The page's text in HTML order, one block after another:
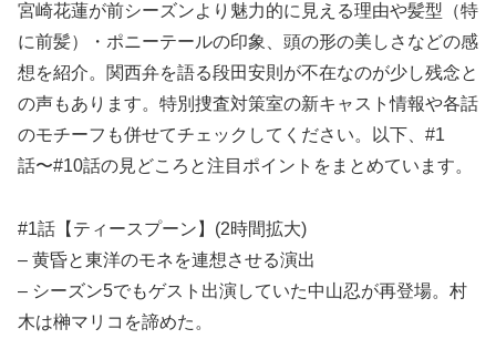
宮崎花蓮が前シーズンより魅力的に見える理由や髪型（特
に前髪）・ポニーテールの印象、頭の形の美しさなどの感
想を紹介。関西弁を語る段田安則が不在なのが少し残念と
の声もあります。特別捜査対策室の新キャスト情報や各話
のモチーフも併せてチェックしてください。以下、#1
話〜#10話の見どころと注目ポイントをまとめています。
#1話【ティースプーン】(2時間拡大)
– 黄昏と東洋のモネを連想させる演出
– シーズン5でもゲスト出演していた中山忍が再登場。村
木は榊マリコを諦めた。